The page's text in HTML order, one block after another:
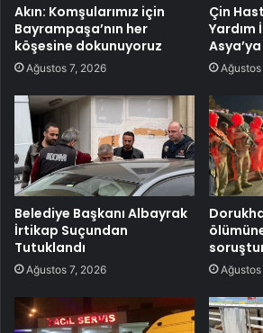
Akın: Komşularımız için
Bayrampaşa’nın her
köşesine dokunuyoruz
Ağustos 7, 2026
Çin
Yardım
Belediye Başkanı Albayrak
İrtikap Suçundan
Tutuklandı
Ağustos 7, 2026